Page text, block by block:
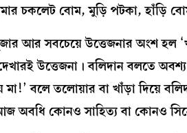
চকলেট বোম, মুড়ি পটকা, হাঁড়ি
আর সবচেয়ে উত্তেজনার অংশ হল
উত্তেজনা। বলিদান বলতে
বলে তলোয়ার বা খাঁড়া দিয়ে
অবধি কোনও সাহিত্য বা কোনও